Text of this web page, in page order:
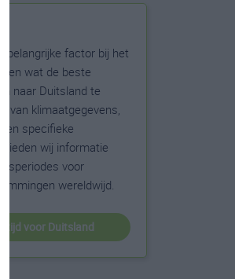
belangrijke factor bij het
wat de beste
naar Duitsland te
van klimaatgegevens,
en specifieke
wij informatie
voor
wereldwijd.
voor Duitsland